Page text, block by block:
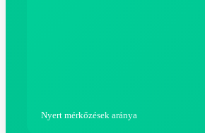
Nyert mérkőzések aránya